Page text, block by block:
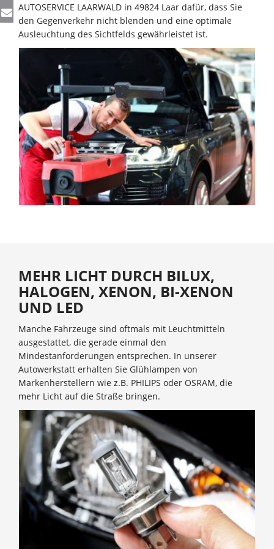
AUTOSERVICE LAARWALD in 49824 Laar dafür, dass Sie
den Gegenverkehr nicht blenden und eine optimale
Ausleuchtung des Sichtfelds gewährleistet ist.
MEHR LICHT DURCH BILUX,
HALOGEN, XENON, BI-XENON
UND LED
Manche Fahrzeuge sind oftmals mit Leuchtmitteln
ausgestattet, die gerade einmal den
Mindestanforderungen entsprechen. In unserer
Autowerkstatt erhalten Sie Glühlampen von
Markenherstellern wie z.B. PHILIPS oder OSRAM, die
mehr Licht auf die Straße bringen.